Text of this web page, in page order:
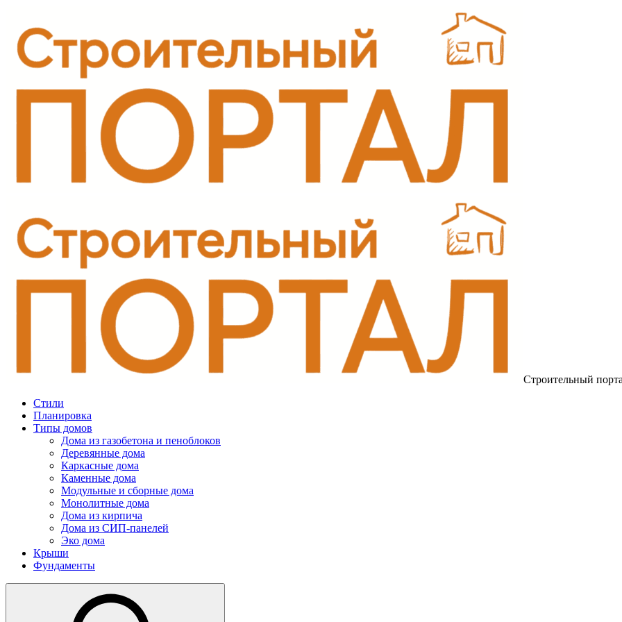
Строительный
Стили
Планировка
Типы домов
Дома из газобетона и пеноблоков
Деревянные дома
Каркасные дома
Каменные дома
Модульные и сборные дома
Монолитные дома
Дома из кирпича
Дома из СИП-панелей
Эко дома
Крыши
Фундаменты